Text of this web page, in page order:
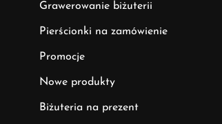
Grawerowanie biżuterii
Pierścionki na zamówienie
Promocje
Nowe produkty
Biżuteria na prezent